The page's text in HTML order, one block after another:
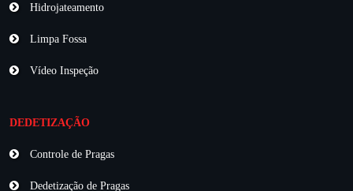
Hidrojateamento
Limpa Fossa
Vídeo Inspeção
DEDETIZAÇÃO
Controle de Pragas
Dedetização de Pragas